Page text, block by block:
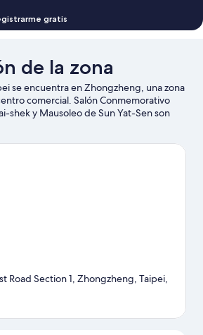
gratis
de la zona
se encuentra en Zhongzheng, una zona
comercial. Salón Conmemorativo
shek y Mausoleo de Sun Yat-Sen son
y algunos de los puntos de
puedes darte una vuelta por Jardín
Road Section 1, Zhongzheng, Taipei,